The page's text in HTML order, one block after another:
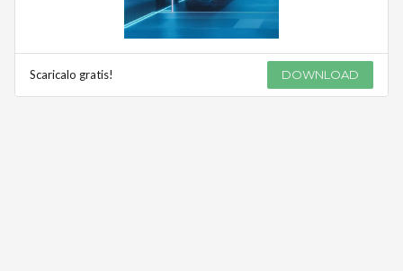
Scaricalo gratis! DOWNLOAD